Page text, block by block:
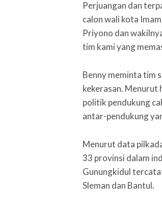
Perjuangan dan
calon wali kota
Priyono dan
tim kami yang
Benny meminta tim
kekerasan. Menurut
politik pendukung
antar-pendukung
Menurut data
33 provinsi dalam
Gunungkidul
Sleman dan Bantul.